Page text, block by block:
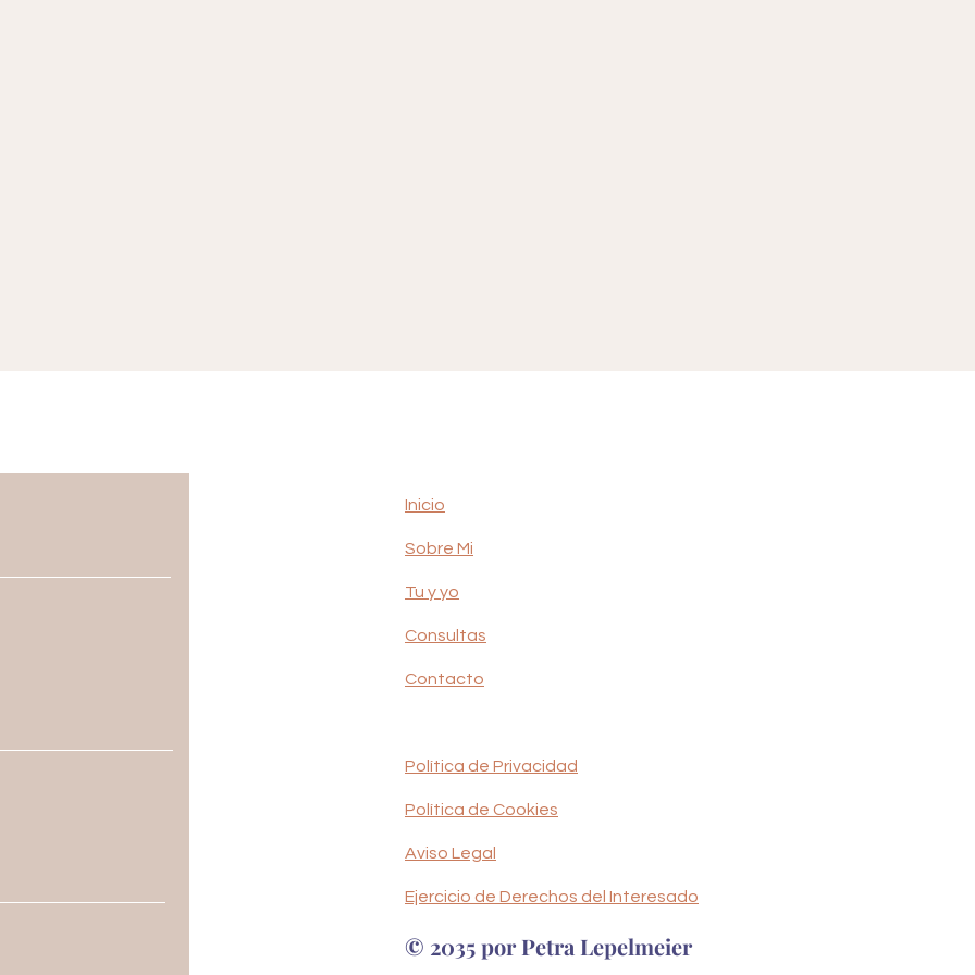
Inicio
Sobre Mi
Tu y yo
Consultas
Contacto
Política de Privacidad
Política de Cookies
Aviso Legal
​Ejercicio de Derechos del Interesado
© 2035 por Petra Lepelmeier